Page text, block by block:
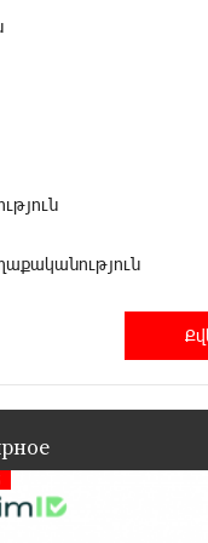
17-07-2026
17-07-2026
развивать навыки
поддержке Ucom в
солнечная
разыграет поездку
держателей карт